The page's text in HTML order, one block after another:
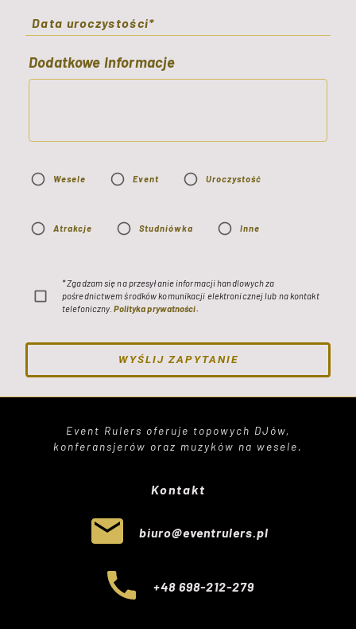
Data uroczystości*
Dodatkowe Informacje
Wesele Event Uroczystość
Atrakcje Studniówka Inne
* Zgadzam się na przesyłanie informacji handlowych za
pośrednictwem środków komunikacji elektronicznej lub na kontakt
telefoniczny. Polityka prywatności.
WYŚLIJ ZAPYTANIE
Event Rulers oferuje topowych DJów,
konferansjerów oraz muzyków na wesele.
Kontakt
biuro@eventrulers.pl
+48 698-212-279